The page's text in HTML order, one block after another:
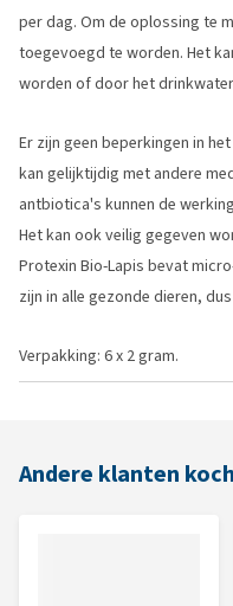
per dag. Om de oplossing te
toegevoegd te worden. Het
worden of door het
Er zijn geen beperkingen in
kan gelijktijdig met andere
antbiotica's kunnen de
Het kan ook veilig gegeven
Protexin Bio-Lapis bevat
zijn in alle gezonde dieren,
Verpakking: 6 x 2 gram.
Andere klanten